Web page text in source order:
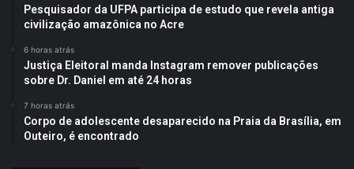
Pesquisador da UFPA participa de estudo que revela antiga
civilização amazônica no Acre
6 horas atrás
Justiça Eleitoral manda Instagram remover publicações
sobre Dr. Daniel em até 24 horas
7 horas atrás
Corpo de adolescente desaparecido na Praia da Brasília, em
Outeiro, é encontrado